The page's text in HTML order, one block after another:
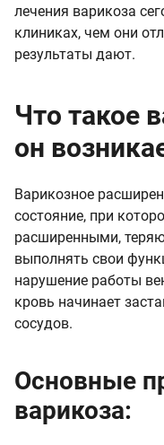
лечения варикоза
клиниках, чем они
результаты дают.
Что такое
он
Варикозное
состояние, при
расширенными,
выполнять свои
нарушение работы
кровь начинает
сосудов.
Основные
варикоза: